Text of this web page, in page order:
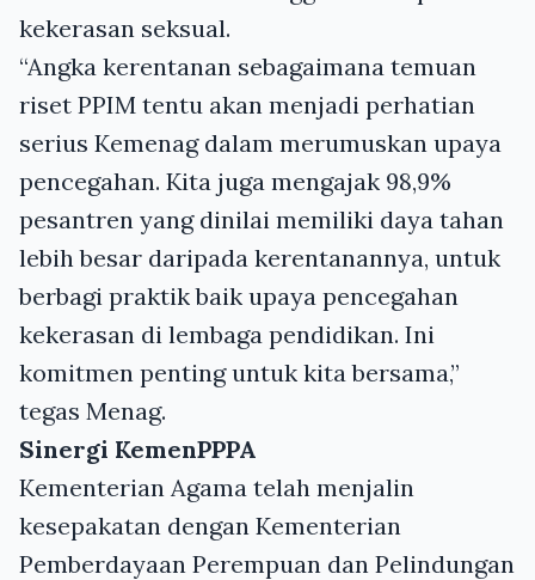
kekerasan seksual.
“Angka kerentanan sebagaimana temuan
riset PPIM tentu akan menjadi perhatian
serius Kemenag dalam merumuskan upaya
pencegahan. Kita juga mengajak 98,9%
pesantren yang dinilai memiliki daya tahan
lebih besar daripada kerentanannya, untuk
berbagi praktik baik upaya pencegahan
kekerasan di lembaga pendidikan. Ini
komitmen penting untuk kita bersama,”
tegas Menag.
Sinergi KemenPPPA
Kementerian Agama telah menjalin
kesepakatan dengan Kementerian
Pemberdayaan Perempuan dan Pelindungan